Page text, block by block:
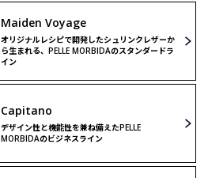
Maiden Voyage
オリジナルレシピで開発したシュリンクレザーか
ら生まれる、PELLE MORBIDAのスタンダードラ
イン
Capitano
デザイン性と機能性を兼ね備えたPELLE
MORBIDAのビジネスライン